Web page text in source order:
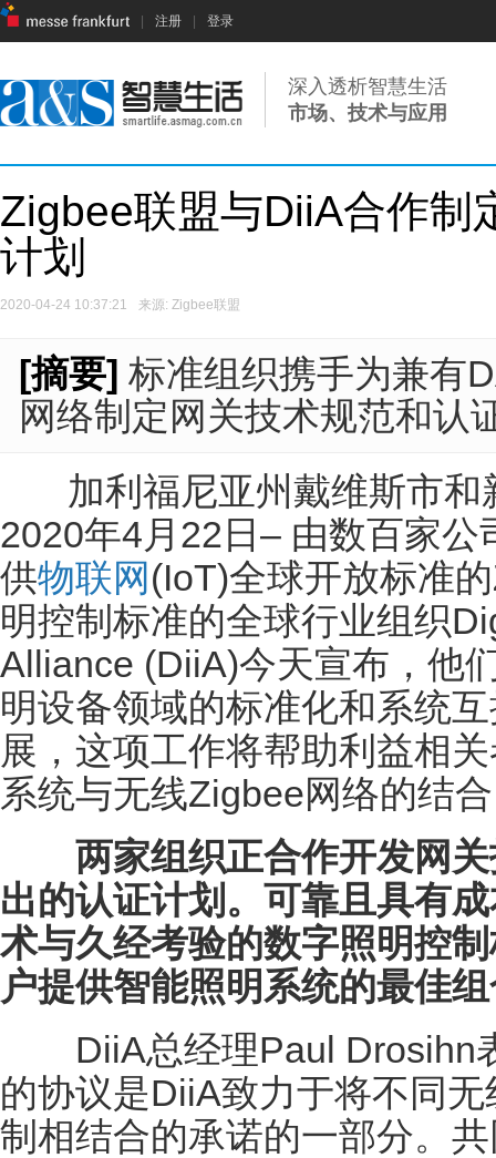
注册 登录
深入透析智慧生活
市场、技术与应用
Zigbee联盟与DiiA合作制
计划
2020-04-24 10:37:21 来源: Zigbee联盟
[摘要] 标准组织携手为兼有
网络制定网关技术规范和认
加利福尼亚州戴维斯市和
2020年4月22日– 由数百家
供物联网 (IoT)全球开放标准
明控制标准的全球行业组织
Alliance (DiiA)今天宣布，他
明设备领域的标准化和系统
展，这项工作将帮助利益相
系统与无线Zigbee网络的结
两家组织正合作开发网
出的认证计划。可靠且具有
术与久经考验的数字照明控
户提供智能照明系统的最佳
DiiA总经理Paul Drosihn
的协议是DiiA致力于将不同
制相结合的承诺的一部分。